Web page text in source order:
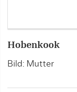
Hobenkook
Bild: Mutter